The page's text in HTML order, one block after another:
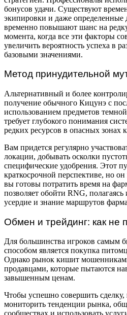
бонусов удачи. Существуют
экипировки и даже определенные
временно повышают шанс на
момента, когда все эти факторы
увеличить вероятность успеха в
базовыми значениями.
Метод принудительной
Альтернативный и более
получение обычного Кицунэ с
использованием предметов
требует глубокого понимания
редких ресурсов в опасных зонах
Вам придется регулярно
локации, добывать осколки
специфические удобрения. Этот
краткосрочной перспективе, но он
вы готовы потратить время на
позволяет обойти RNG,
усердие и знание маршрутов
Обмен и трейдинг: как не
Для большинства игроков самым
способом является покупка
Однако рынок кишит
продавцами, которые пытаются
завышенным ценам.
Чтобы успешно совершить
мониторить тенденции рынка,